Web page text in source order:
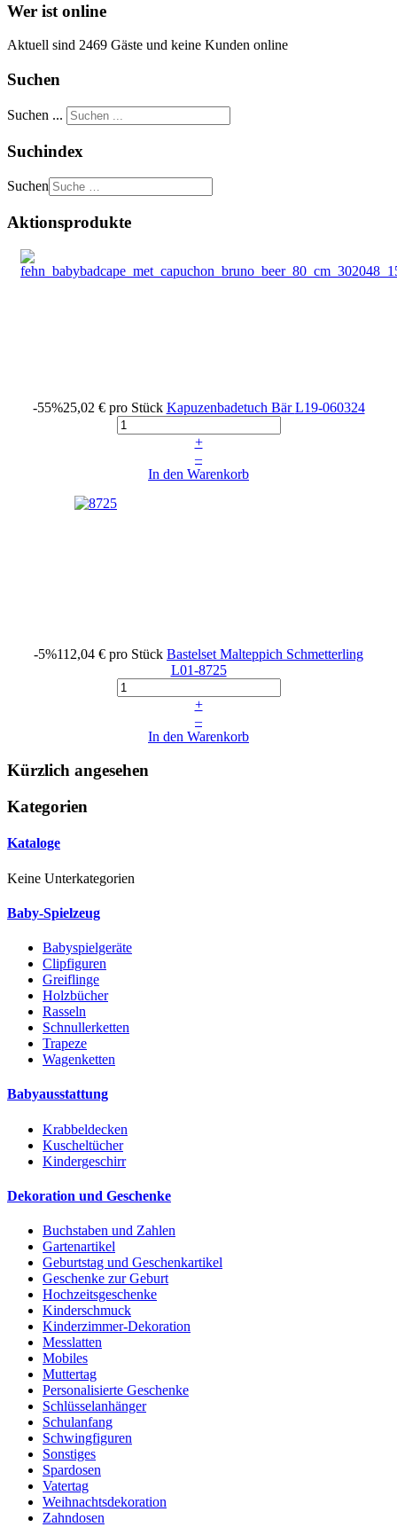
Wer ist online
Aktuell sind 2469 Gäste und keine Kunden online
Suchen
Suchen ...
Suchindex
Suchen
Aktionsprodukte
-55%25,02 € pro Stück Kapuzenbadetuch BärL19-060324
+
–
In den Warenkorb
-5%112,04 € pro Stück Bastelset Malteppich Schmetterling
L01-8725
+
–
In den Warenkorb
Kürzlich angesehen
Kategorien
Kataloge
Keine Unterkategorien
Baby-Spielzeug
Babyspielgeräte
Clipfiguren
Greiflinge
Holzbücher
Rasseln
Schnullerketten
Trapeze
Wagenketten
Babyausstattung
Krabbeldecken
Kuscheltücher
Kindergeschirr
Dekoration und Geschenke
Buchstaben und Zahlen
Gartenartikel
Geburtstag und Geschenkartikel
Geschenke zur Geburt
Hochzeitsgeschenke
Kinderschmuck
Kinderzimmer-Dekoration
Messlatten
Mobiles
Muttertag
Personalisierte Geschenke
Schlüsselanhänger
Schulanfang
Schwingfiguren
Sonstiges
Spardosen
Vatertag
Weihnachtsdekoration
Zahndosen